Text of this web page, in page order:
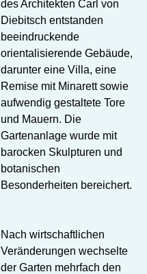
des Architekten Carl von
Diebitsch entstanden
beeindruckende
orientalisierende Gebäude,
darunter eine Villa, eine
Remise mit Minarett sowie
aufwendig gestaltete Tore
und Mauern. Die
Gartenanlage wurde mit
barocken Skulpturen und
botanischen
Besonderheiten bereichert.
Nach wirtschaftlichen
Veränderungen wechselte
der Garten mehrfach den